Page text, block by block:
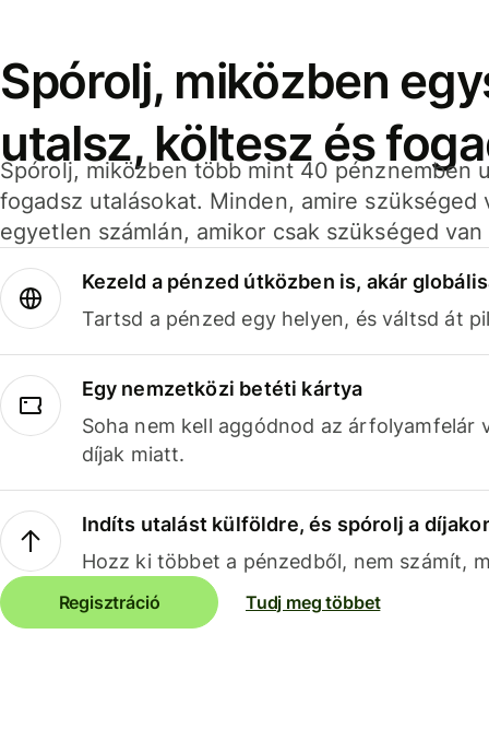
Spórolj, miközben
utalsz, költesz és
Spórolj, miközben több mint 40 pénznemben
fogadsz utalásokat. Minden, amire szükséged
egyetlen számlán, amikor csak szükséged van
Kezeld a pénzed útközben is, akár
Tartsd a pénzed egy helyen, és váltsd át
Egy nemzetközi betéti kártya
Soha nem kell aggódnod az árfolyamfelár
díjak miatt.
Indíts utalást külföldre, és spórolj a
Hozz ki többet a pénzedből, nem számít,
Regisztráció Tudj meg többet